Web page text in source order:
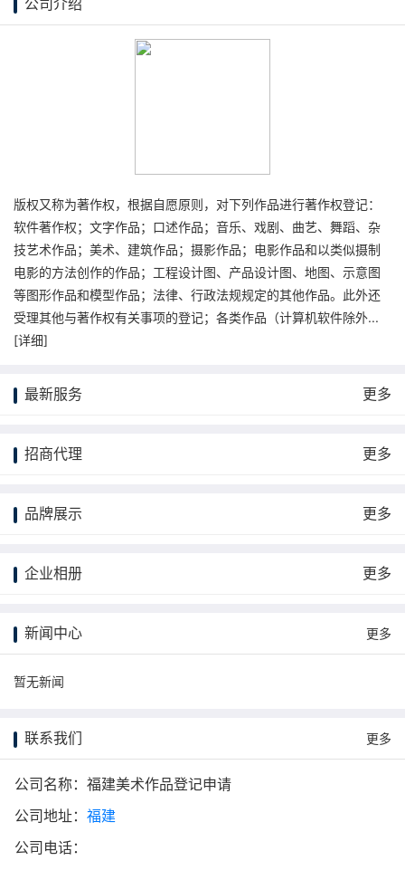
版权又称为著作权，根据自愿原则，对下列作品进行著作权登记：
软件著作权；文字作品；口述作品；音乐、戏剧、曲艺、舞蹈、杂
技艺术作品；美术、建筑作品；摄影作品；电影作品和以类似摄制
电影的方法创作的作品；工程设计图、产品设计图、地图、示意图
等图形作品和模型作品；法律、行政法规规定的其他作品。此外还
受理其他与著作权有关事项的登记；各类作品（计算机软件除外...
[详细]
最新服务 更多
招商代理 更多
品牌展示 更多
企业相册 更多
新闻中心 更多
暂无新闻
联系我们 更多
公司名称：福建美术作品登记申请
公司地址： 福建
公司电话：